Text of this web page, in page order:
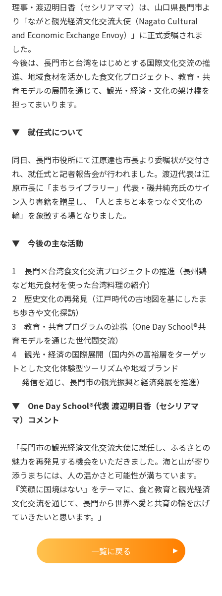
理事・渡辺明日香（セシリアママ）は、山口県長門市よ
り「ながと観光経済文化交流大使（Nagato Cultural
and Economic Exchange Envoy）」に正式委嘱されま
した。
今後は、長門市と台湾をはじめとする国際文化交流の推
進、地域食材を活かした食文化プロジェクト、教育・共
育モデルの展開を通じて、観光・経済・文化の架け橋を
担ってまいります。
▼ 就任式について
同日、長門市役所にて江原達也市長より委嘱状が交付さ
れ、就任式と記者報告会が行われました。渡辺代表は江
原市長に「まちライブラリー」代表・磯井純充氏のサイ
ン入り書籍を贈呈し、「人とまちと本をつなぐ文化の
輪」を象徴する場となりました。
▼ 今後の主な活動
1 長門×台湾食文化交流プロジェクトの推進（長州鶏
など地元食材を使った台湾料理の紹介）
2 歴史文化の再発見（江戸時代の古地図を基にしたま
ち歩きや文化探訪）
3 教育・共育プログラムの連携（One Day School®共
育モデルを通じた世代間交流）
4 観光・経済の国際展開（国内外の富裕層をターゲッ
トとした文化体験型ツーリズムや地域ブランド
発信を通じ、長門市の観光振興と経済発展を推進）
▼ One Day School®代表 渡辺明日香（セシリアマ
マ）コメント
「長門市の観光経済文化交流大使に就任し、ふるさとの
魅力を再発見する機会をいただきました。海と山が寄り
添うまちには、人の温かさと可能性が満ちています。
『笑顔に国境はない』をテーマに、食と教育と観光経済
文化交流を通じて、長門から世界へ愛と共育の輪を広げ
ていきたいと思います。」
一覧に戻る